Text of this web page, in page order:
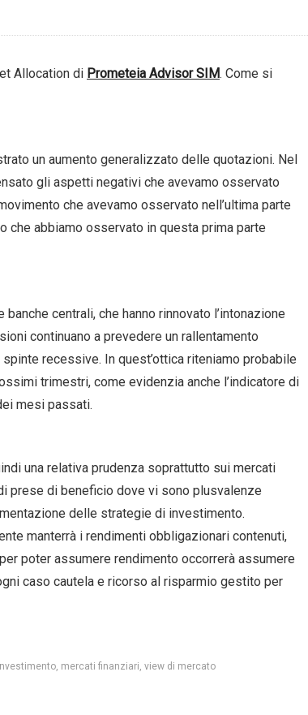
Allocation di Prometeia Advisor SIM. Come si
un aumento generalizzato delle quotazioni. Nel
gli aspetti negativi che avevamo osservato
che avevamo osservato nell’ultima parte
che abbiamo osservato in questa prima parte
centrali, che hanno rinnovato l’intonazione
continuano a prevedere un rallentamento
recessive. In quest’ottica riteniamo probabile
trimestri, come evidenzia anche l’indicatore di
mesi passati.
una relativa prudenza soprattutto sui mercati
prese di beneficio dove vi sono plusvalenze
delle strategie di investimento.
manterrà i rendimenti obbligazionari contenuti,
poter assumere rendimento occorrerà assumere
caso cautela e ricorso al risparmio gestito per
mercati finanziari view di mercato